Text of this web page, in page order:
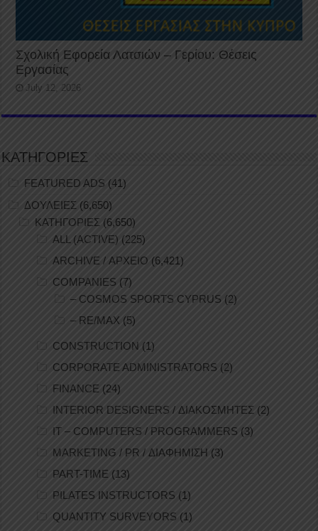
Σχολική Εφορεία Λατσιών – Γερίου: Θέσεις
Εργασίας
July 12, 2026
ΚΑΤΗΓΟΡΙΕΣ
FEATURED ADS (41)
ΔΟΥΛΕΙΕΣ (6,650)
ΚΑΤΗΓΟΡΙΕΣ (6,650)
ALL (ACTIVE) (225)
ARCHIVE / ΑΡΧΕΙΟ (6,421)
COMPANIES (7)
– COSMOS SPORTS CYPRUS (2)
– RE/MAX (5)
CONSTRUCTION (1)
CORPORATE ADMINISTRATORS (2)
FINANCE (24)
INTERIOR DESIGNERS / ΔΙΑΚΟΣΜΗΤΕΣ (2)
IT – COMPUTERS / PROGRAMMERS (3)
MARKETING / PR / ΔΙΑΦΗΜΙΣΗ (3)
PART-TIME (13)
PILATES INSTRUCTORS (1)
QUANTITY SURVEYORS (1)